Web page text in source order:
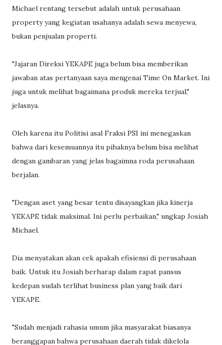
Michael rentang tersebut adalah untuk perusahaan
property yang kegiatan usahanya adalah sewa menyewa,
bukan penjualan properti.
"Jajaran Direksi YEKAPE juga belum bisa memberikan
jawaban atas pertanyaan saya mengenai Time On Market. Ini
juga untuk melihat bagaimana produk mereka terjual,"
jelasnya.
Oleh karena itu Politisi asal Fraksi PSI ini menegaskan
bahwa dari kesemuannya itu pihaknya belum bisa melihat
dengan gambaran yang jelas bagaimna roda perusahaan
berjalan.
"Dengan aset yang besar tentu disayangkan jika kinerja
YEKAPE tidak maksimal. Ini perlu perbaikan," ungkap Josiah
Michael.
Dia menyatakan akan cek apakah efisiensi di perusahaan
baik. Untuk itu Josiah berharap dalam rapat pansus
kedepan sudah terlihat business plan yang baik dari
YEKAPE.
"Sudah menjadi rahasia umum jika masyarakat biasanya
beranggapan bahwa perusahaan daerah tidak dikelola